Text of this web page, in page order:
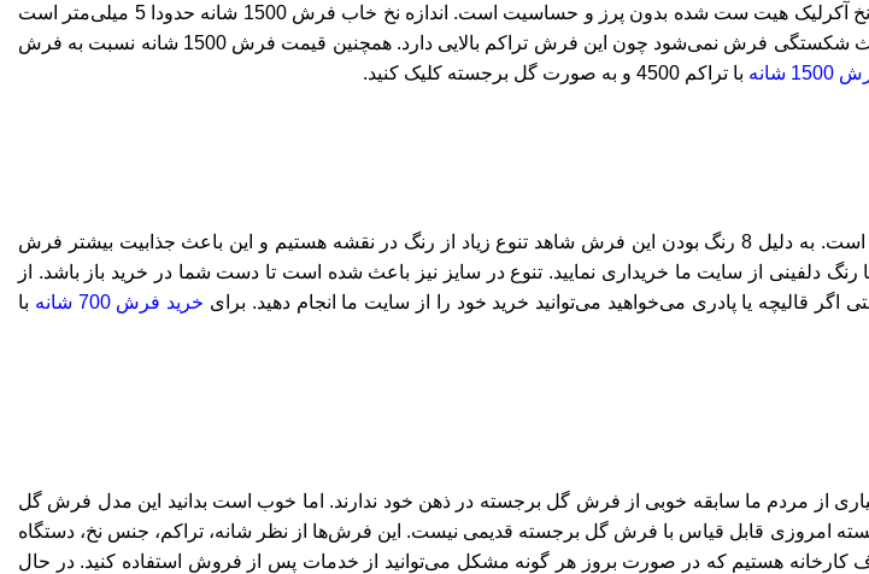
به پرز فرش ماشینی حساسیت دارید می‌توانید با خیال راحت این فرش را خریداری نمایید. زیرا نخ آکرلیک هیت ست شده بدون پرز و حساسیت است. اندازه نخ خاب فرش 1500 شانه حدودا 5 میلی‌متر است
و می‌توان این فرش را مانند فرش دستباف تا کنید و حمل نمایید. تا کردن فرش 1500 شانه باعث شکستگی فرش نمی‌شود چون این فرش تراکم بالایی دارد. همچنین قیمت فرش 1500 شانه نسبت به فرش
شانه با تراکم 4500 و به صورت گل برجسته کلیک کنید.
700 شانه دلفینی هم مانند هر فرش دیگری بسیار زیبا است زیرا تراکم فرش 700 شانه 2550 است. به دلیل 8 رنگ بودن این فرش شاهد تنوع زیاد از رنگ در نقشه هستیم و این باعث جذابیت بیشتر فرش
به دنبال خرید فرشی نرم، ضخیم و البته زیبا هستید می‌توانید فرش 700 شانه با رنگ دلفینی از سایت ما خریداری نمایید. تنوع در سایز نیز باعث شده است تا دست شما در خرید باز باشد. از
خرید فرش 700 شانه
با
از مردم ما سابقه خوبی از فرش گل برجسته در ذهن خود ندارند. اما خوب است بدانید این مدل فرش گل
امروزی قابل قیاس با فرش گل برجسته قدیمی نیست. این فرش‌ها از نظر شانه، تراکم، جنس نخ، دستگاه
هستند. همچنین در فرش‌های جدید شاهد 36 ماه گارانتی از طرف کارخانه هستیم که در صورت بروز هر گونه مشکل می‌توانید از خدمات پس از فروش استفاده کنید. در حال